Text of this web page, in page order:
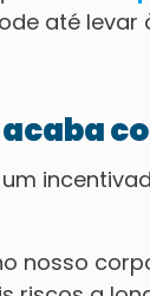
até
nosso